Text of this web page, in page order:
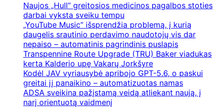
Naujos „Hull“ greitosios medicinos pagalbos stoties
darbai vyksta sveiku tempu
„YouTube Music“ išsprendžia problemą, į kurią
daugelis srautinio perdavimo naudotojų vis dar
nepaiso – automatinis pagrindinis puslapis
Transpennine Route Upgrade (TRU) Baker viadukas
kerta Kalderio upę Vakarų Jorkšyre
Kodėl JAV vyriausybė apribojo GPT-5.6, o paskui
greitai jį panaikino – automatizuotas namas
ADSA sveikina pažįstamą veidą atliekant naują, į
narį orientuotą vaidmenį